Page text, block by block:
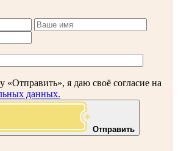
я даю своё согласие на
данных.
Отправить